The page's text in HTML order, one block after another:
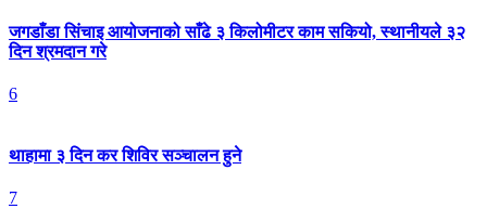
जगडाँडा सिंचाइ आयोजनाको साँढे ३ किलोमीटर काम सकियो, स्थानीयले ३२
दिन श्रमदान गरे
6
थाहामा ३ दिन कर शिविर सञ्चालन हुने
7